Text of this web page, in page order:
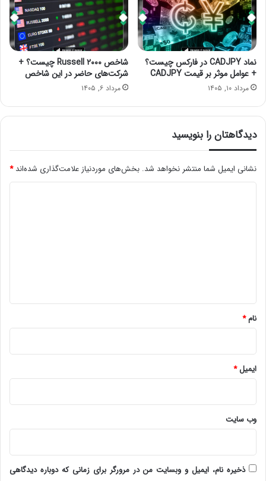
نماد CADJPY در فارکس چیست؟
+ عوامل موثر بر قیمت CADJPY
مرداد ۱۰, ۱۴۰۵
شاخص Russell ۲۰۰۰ چیست؟ +
شرکت‌های حاضر در این شاخص
مرداد ۶, ۱۴۰۵
دیدگاهتان را بنویسید
نشانی ایمیل شما منتشر نخواهد شد. بخش‌های موردنیاز علامت‌گذاری شده‌اند*
نام*
ایمیل*
وب‌ سایت
ذخیره نام، ایمیل و وبسایت من در مرورگر برای زمانی که دوباره دیدگاهی